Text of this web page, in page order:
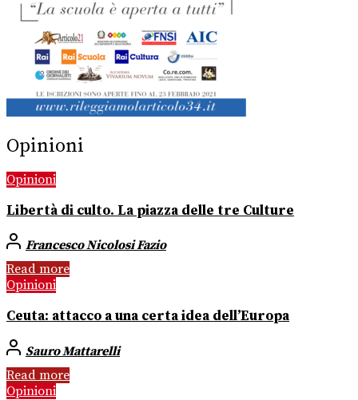
Opinioni
Opinioni
Libertà di culto. La piazza delle tre Culture
Francesco Nicolosi Fazio
Read more
Opinioni
Ceuta: attacco a una certa idea dell’Europa
Sauro Mattarelli
Read more
Opinioni